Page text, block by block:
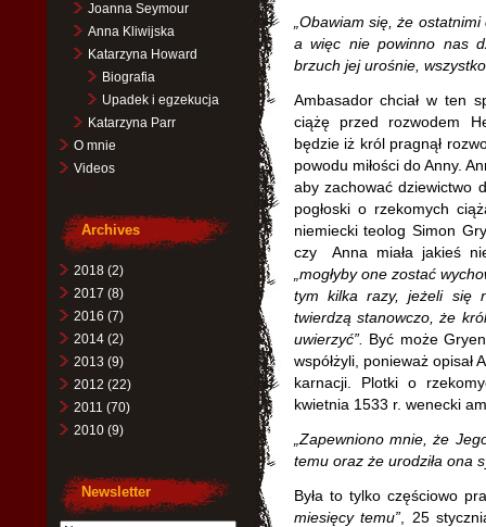
„Obawiam się, że
a więc nie powinno nas
brzuch jej urośnie,
Ambasador chciał w ten
ciążę przed rozwodem
będzie iż król pragnął
powodu miłości do Anny.
aby zachować dziewictwo
pogłoski o rzekomych
niemiecki teolog Simon
czy Anna miała jakieś
„mogłyby one zostać
tym kilka razy, jeżeli się
twierdzą stanowczo, że
uwierzyć”.
Być może
współżyli, ponieważ
karnacji. Plotki o
kwietnia 1533 r. wenecki
„Zapewniono mnie, że
temu oraz że urodziła ona
Była to tylko częściowo
miesięcy temu” , 25
Joanna Seymour
Anna Kliwijska
Katarzyna Howard
Biografia
Upadek i egzekucja
Katarzyna Parr
O mnie
Videos
Archives
2018 (2)
2017 (8)
2016 (7)
2014 (2)
2013 (9)
2012 (22)
2011 (70)
2010 (9)
Newsletter